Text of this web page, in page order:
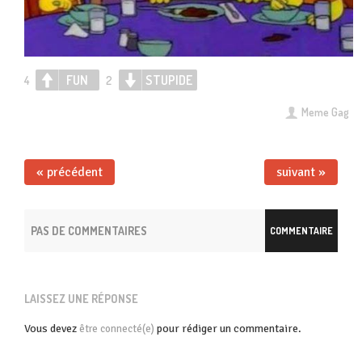
Meme Gag
4 FUN 2 STUPIDE
« précédent suivant »
COMMENTAIRE
PAS DE COMMENTAIRES
LAISSEZ UNE RÉPONSE
Vous devez être connecté(e) pour rédiger un commentaire.